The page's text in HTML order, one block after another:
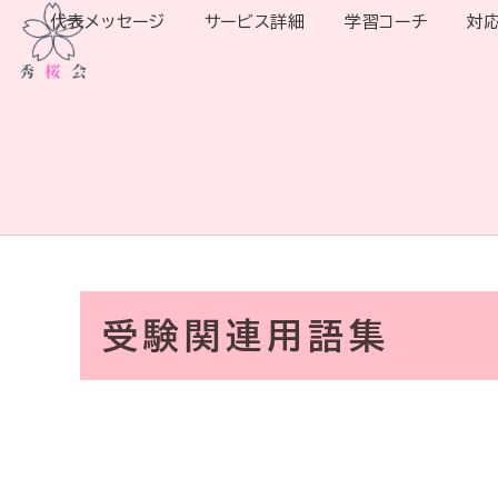
代表メッセージ サービス詳細 学習コーチ 対
受験関連用語集